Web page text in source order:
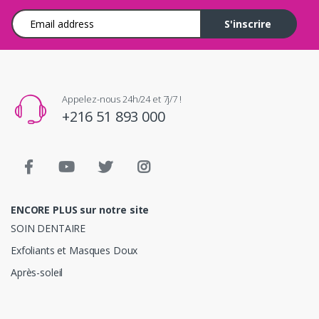
Adresse e-mail
S'inscrire
Appelez-nous 24h/24 et 7j/7 !
+216 51 893 000
ENCORE PLUS sur notre site
SOIN DENTAIRE
Exfoliants et Masques Doux
Après-soleil